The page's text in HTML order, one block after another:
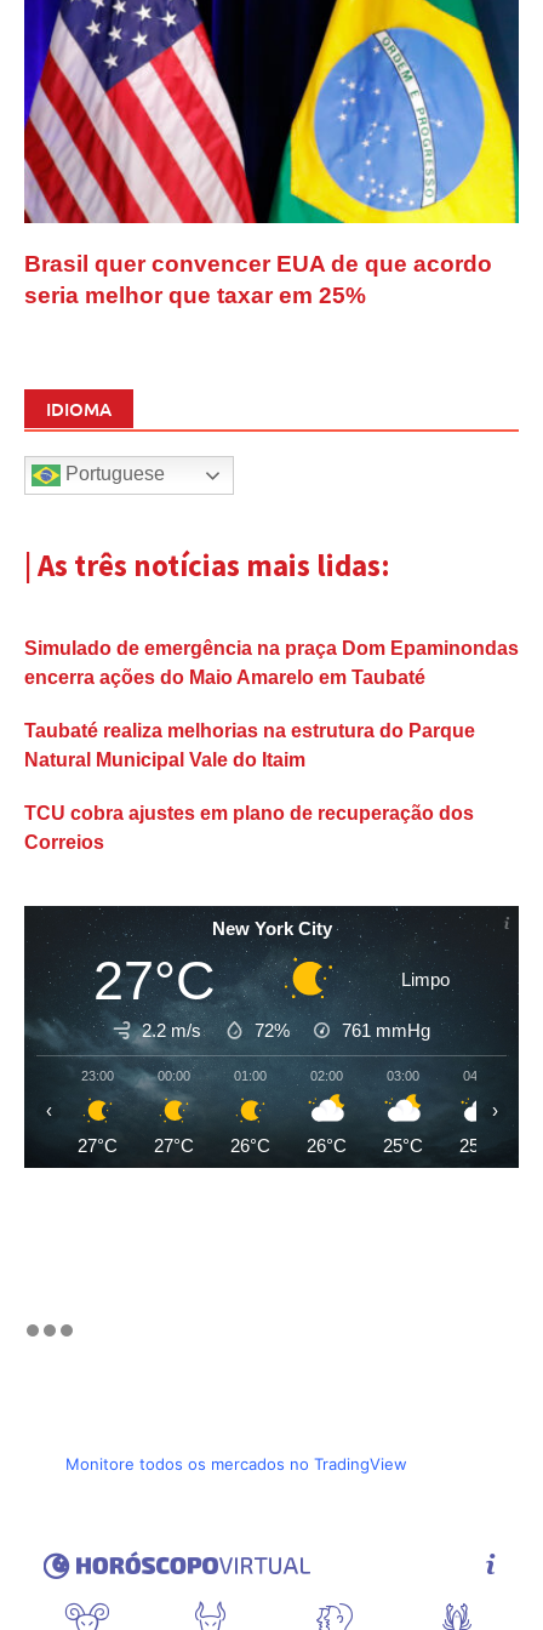
Brasil quer convencer EUA de que acordo
seria melhor que taxar em 25%
IDIOMA
Portuguese
| As três notícias mais lidas:
Simulado de emergência na praça Dom Epaminondas
encerra ações do Maio Amarelo em Taubaté
Taubaté realiza melhorias na estrutura do Parque
Natural Municipal Vale do Itaim
TCU cobra ajustes em plano de recuperação dos
Correios
New York City
27°C Limpo
2.2 m/s 72% 761 mmHg
23:00
27°C
00:00
27°C
01:00
26°C
02:00
26°C
03:00
25°C
04:00
25°C
‹ ›
Monitore todos os mercados no TradingView